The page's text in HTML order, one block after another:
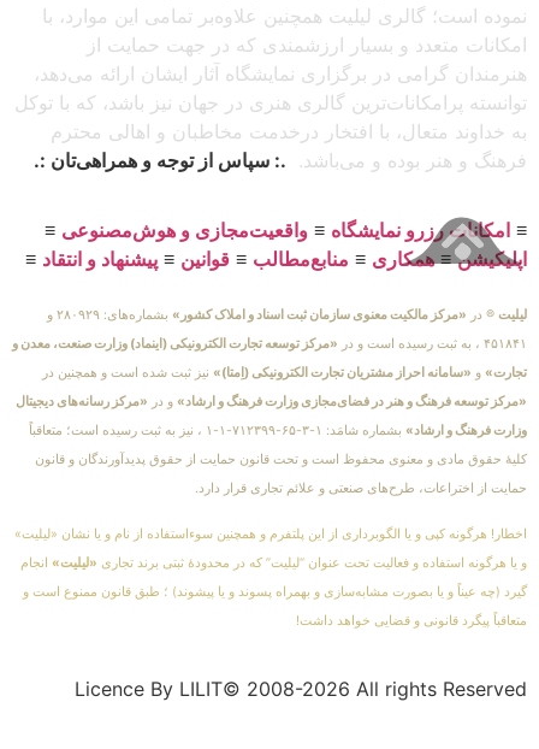
نموده است؛ گالری لیلیت همچنین علاوه‌بر تمامی این موارد، با
امکانات متعدد و بسیار ارزشمندی که در جهت حمایت از
هنرمندان گرامی در برگزاری نمایشگاه آثار ایشان ارائه می‌دهد،
توانسته پرامکانات‌ترین گالری هنری در جهان نیز باشد، که با توکل
به خداوند متعال، با افتخار درخدمت مخاطبان و اهالی محترم
فرهنگ و هنر بوده و می‌باشد. .: سپاس از توجه و همراهی‌تان :.
≡ امکانات رزرو نمایشگاه ≡ واقعیت‌مجازی و هوش‌مصنوعی ≡
اپلیکیشن≡همکاری ≡ منابع‌مطالب ≡ قوانین ≡ پیشنهاد و انتقاد ≡
لیلیت ® در «مرکز مالکیت معنوی سازمان ثبت اسناد و املاک کشور»
بشماره‌های: ۲۸۰۹۲۹ و
۴۵۱۸۴۱ ، به ثبت رسیده است و در
«مرکز توسعه تجارت الکترونیکی (اینماد) وزارت صنعت، معدن و
تجارت» و «سامانه احراز مشتریان تجارت الکترونیکی (اِمتا)» نیز ثبت شده است و همچنین در
«مرکز توسعه فرهنگ و هنر در فضای‌مجازی وزارت فرهنگ و ارشاد» و در «مرکز رسانه‌های دیجیتال
وزارت فرهنگ و ارشاد»
بشماره شامَد: ۱-۳-۶۵-۷۱۲۳۹۹-۱-۱ ، نیز به ثبت رسیده است؛ متعاقباً
کلیهٔ حقوق مادی و معنوی محفوظ است و تحت قانون حمایت از حقوق پدیدآورندگان و قانون
حمایت از اختراعات، طرح‌های صنعتی و علائم تجاری قرار دارد.
اخطار! هرگونه کپی و یا الگوبرداری از این پلتفرم و همچنین سوءاستفاده از نام و یا نشان «لیلیت»
و یا هرگونه استفاده و فعالیت تحت عنوان “لیلیت” که در محدودهٔ ثبتی برند تجاری «لیلیت» انجام
گیرد (چه عیناً و یا بصورت مشابه‌سازی و بهمراه پسوند و یا پیشوند) ؛ طبق قانون ممنوع است و
متعاقباً پیگرد قانونی و قضایی خواهد داشت!
Licence By LILIT© 2008-2026 All rights Reserved